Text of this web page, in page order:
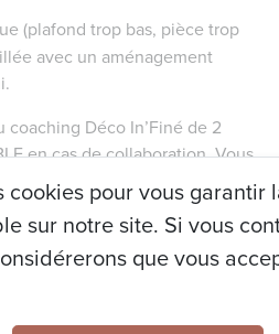
(plafond trop bas, pièce trop
avec un aménagement
coaching Déco In’Finé de 2
en cas de collaboration. Vous
pour révolutionner votre
cookies pour vous garantir
sur notre site. Si vous
que vous